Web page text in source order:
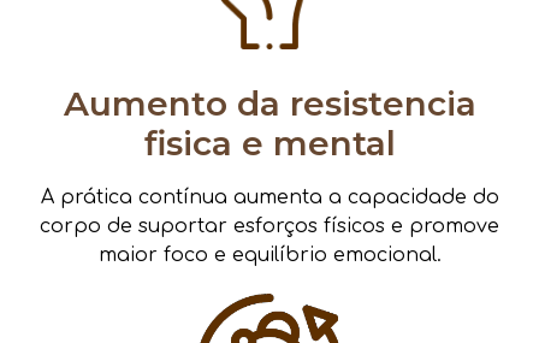
Aumento da resistencia
fisica e mental
A prática contínua aumenta a capacidade do
corpo de suportar esforços físicos e promove
maior foco e equilíbrio emocional.